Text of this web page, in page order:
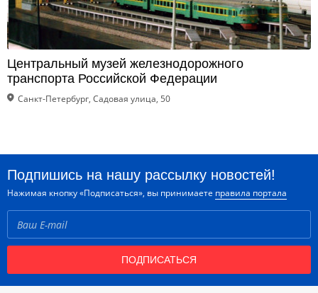
Центральный музей железнодорожного
транспорта Российской Федерации
Санкт-Петербург, Садовая улица, 50
Подпишись на нашу рассылку новостей!
Нажимая кнопку «Подписаться», вы принимаете правила портала
ПОДПИСАТЬСЯ